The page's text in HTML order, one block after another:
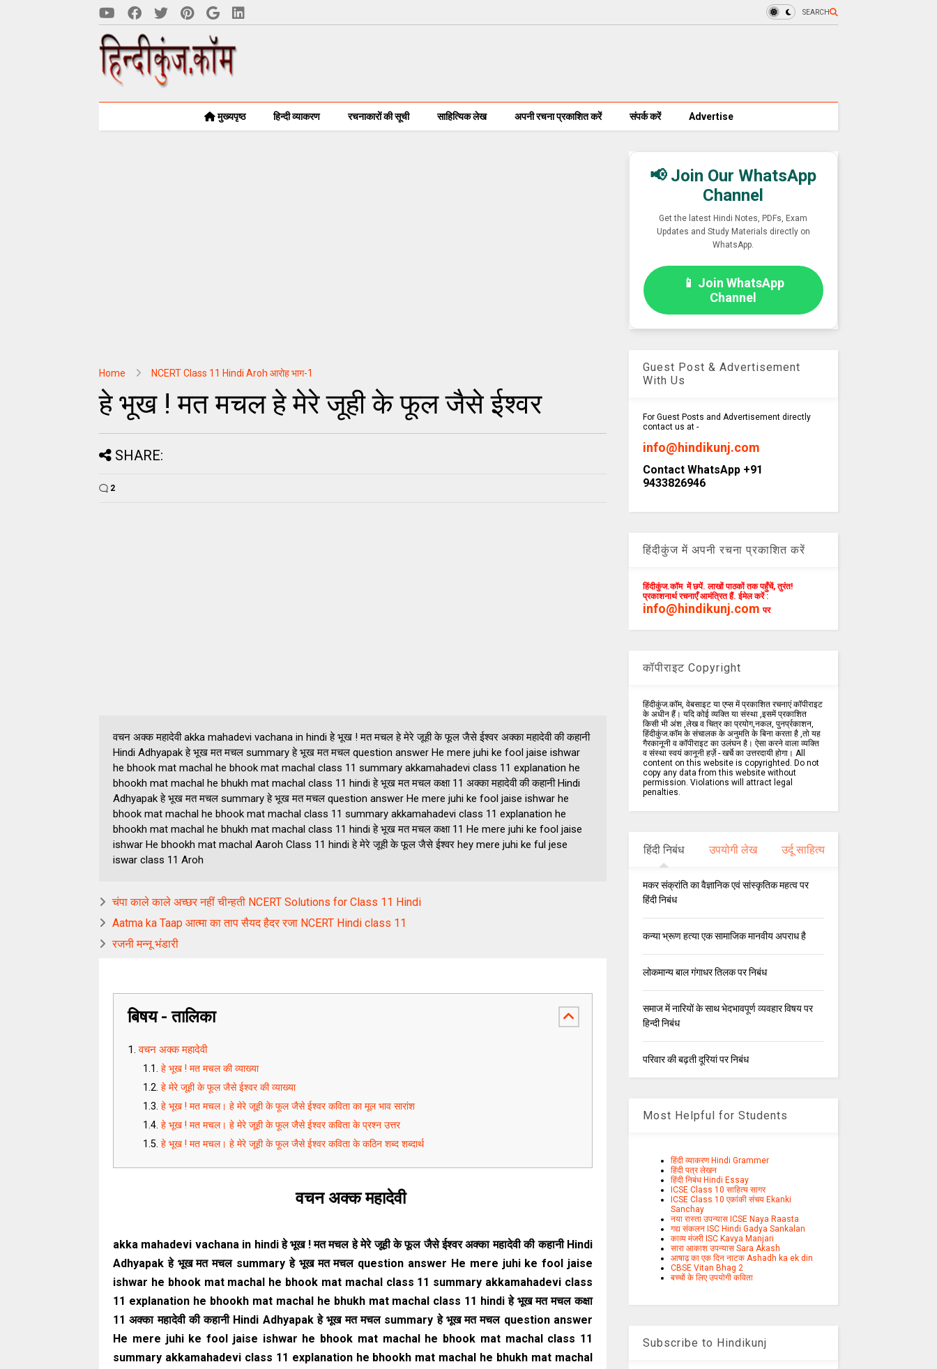
SEARCH
मुख्यपृष्ठ हिन्दी व्याकरण रचनाकारों की सूची साहित्यिक लेख अपनी रचना प्रकाशित करें संपर्क करें Advertise
Home NCERT Class 11 Hindi Aroh आरोह भाग-1
हे भूख ! मत मचल हे मेरे जूही के फूल जैसे ईश्वर
SHARE:
2
वचन अक्क महादेवी akka mahadevi vachana in hindi हे भूख ! मत मचल हे मेरे जूही के फूल जैसे ईश्वर अक्का महादेवी की कहानी
Hindi Adhyapak हे भूख मत मचल summary हे भूख मत मचल question answer He mere juhi ke fool jaise ishwar
he bhook mat machal he bhook mat machal class 11 summary akkamahadevi class 11 explanation he
bhookh mat machal he bhukh mat machal class 11 hindi हे भूख मत मचल कक्षा 11 अक्का महादेवी की कहानी Hindi
Adhyapak हे भूख मत मचल summary हे भूख मत मचल question answer He mere juhi ke fool jaise ishwar he
bhook mat machal he bhook mat machal class 11 summary akkamahadevi class 11 explanation he
bhookh mat machal he bhukh mat machal class 11 hindi हे भूख मत मचल कक्षा 11 He mere juhi ke fool jaise
ishwar He bhookh mat machal Aaroh Class 11 hindi हे मेरे जूही के फूल जैसे ईश्वर hey mere juhi ke ful jese
iswar class 11 Aroh
चंपा काले काले अच्छर नहीं चीन्हती NCERT Solutions for Class 11 Hindi
Aatma ka Taap आत्मा का ताप सैयद हैदर रजा NCERT Hindi class 11
रजनी मन्नू भंडारी
बिषय - तालिका
वचन अक्क महादेवी
हे भूख ! मत मचल की व्याख्या
हे मेरे जूही के फूल जैसे ईश्वर की व्याख्या
हे भूख ! मत मचल। हे मेरे जूही के फूल जैसे ईश्वर कविता का मूल भाव सारांश
हे भूख ! मत मचल। हे मेरे जूही के फूल जैसे ईश्वर कविता के प्रश्न उत्तर
हे भूख ! मत मचल। हे मेरे जूही के फूल जैसे ईश्वर कविता के कठिन शब्द शब्दार्थ
वचन अक्क महादेवी
akka mahadevi vachana in hindi हे भूख ! मत मचल हे मेरे जूही के फूल जैसे ईश्वर अक्का महादेवी की कहानी Hindi
Adhyapak हे भूख मत मचल summary हे भूख मत मचल question answer He mere juhi ke fool jaise
ishwar he bhook mat machal he bhook mat machal class 11 summary akkamahadevi class
11 explanation he bhookh mat machal he bhukh mat machal class 11 hindi हे भूख मत मचल कक्षा
11 अक्का महादेवी की कहानी Hindi Adhyapak हे भूख मत मचल summary हे भूख मत मचल question answer
He mere juhi ke fool jaise ishwar he bhook mat machal he bhook mat machal class 11
summary akkamahadevi class 11 explanation he bhookh mat machal he bhukh mat machal
📢 Join Our WhatsApp
Channel
Get the latest Hindi Notes, PDFs, Exam
Updates and Study Materials directly on
WhatsApp.
📱 Join WhatsApp
Channel
Guest Post & Advertisement
With Us
For Guest Posts and Advertisement directly
contact us at -
info@hindikunj.com
Contact WhatsApp +91
9433826946
हिंदीकुंज में अपनी रचना प्रकाशित करें
हिंदीकुंज.कॉम में छपें. लाखों पाठकों तक पहुँचें, तुरंत!
प्रकाशनार्थ रचनाएँ आमंत्रित हैं. ईमेल करें :
info@hindikunj.com पर
कॉपीराइट Copyright
हिंदीकुंज.कॉम, वेबसाइट या एप्स में प्रकाशित रचनाएं कॉपीराइट
के अधीन हैं। यदि कोई व्यक्ति या संस्था ,इसमें प्रकाशित
किसी भी अंश ,लेख व चित्र का प्रयोग,नकल, पुनर्प्रकाशन,
हिंदीकुंज.कॉम के संचालक के अनुमति के बिना करता है ,तो यह
गैरकानूनी व कॉपीराइट का उलंघन है। ऐसा करने वाला व्यक्ति
व संस्था स्वयं कानूनी हर्ज़े - खर्चे का उत्तरदायी होगा। All
content on this website is copyrighted. Do not
copy any data from this website without
permission. Violations will attract legal
penalties.
हिंदी निबंध उपयोगी लेख उर्दू साहित्य
मकर संक्रांति का वैज्ञानिक एवं सांस्कृतिक महत्व पर
हिंदी निबंध
कन्या भ्रूण हत्या एक सामाजिक मानवीय अपराध है
लोकमान्य बाल गंगाधर तिलक पर निबंध
समाज में नारियों के साथ भेदभावपूर्ण व्यवहार विषय पर
हिन्दी निबंध
परिवार की बढ़ती दूरियां पर निबंध
Most Helpful for Students
हिंदी व्याकरण Hindi Grammer
हिंदी पत्र लेखन
हिंदी निबंध Hindi Essay
ICSE Class 10 साहित्य सागर
ICSE Class 10 एकांकी संचय Ekanki
Sanchay
नया रास्ता उपन्यास ICSE Naya Raasta
गद्य संकलन ISC Hindi Gadya Sankalan
काव्य मंजरी ISC Kavya Manjari
सारा आकाश उपन्यास Sara Akash
आषाढ़ का एक दिन नाटक Ashadh ka ek din
CBSE Vitan Bhag 2
बच्चों के लिए उपयोगी कविता
Subscribe to Hindikunj